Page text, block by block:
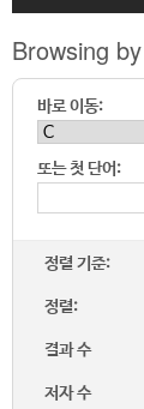
Browsing
바로 이동:
또는 첫 단어:
정렬 기준:
정렬:
결과 수
저자 수